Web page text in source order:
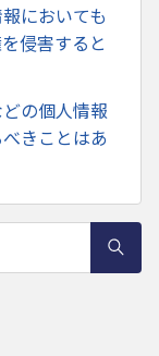
においても
侵害すると
の個人情報
きことはあ